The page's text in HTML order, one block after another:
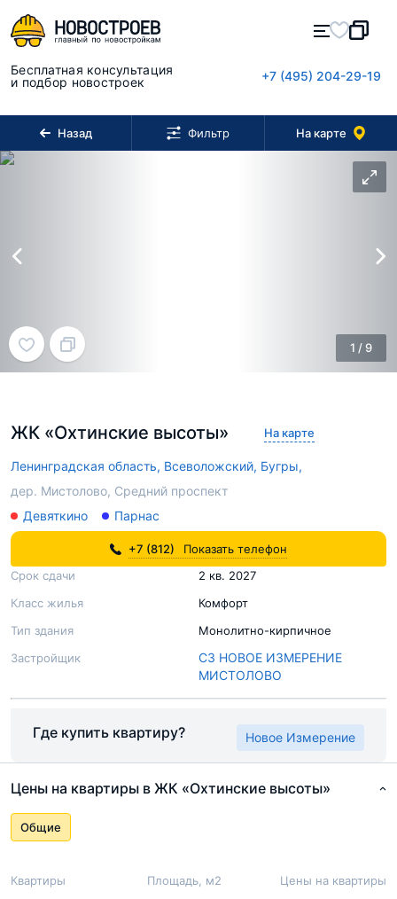
Бесплатная консультация
и подбор новостроек
+7 (495) 204-29-19
Назад Фильтр На карте
ЖК «Охтинские высоты» На карте
Ленинградская область, Всеволожский, Бугры,
дер. Мистолово, Средний проспект
Девяткино
Парнас
1 /9
Срок сдачи
2 кв. 2027
Класс жилья
Комфорт
Тип здания
Монолитно-кирпичное
Застройщик
СЗ НОВОЕ ИЗМЕРЕНИЕ
МИСТОЛОВО
+7 (812) Показать телефон
Где купить квартиру? Новое Измерение
Цены на квартиры в ЖК «Охтинские высоты»
Общие
Квартиры Площадь, м2 Цены на квартиры